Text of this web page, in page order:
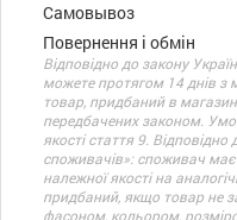
Самовывоз
Повернення і обмін
Відповідно до закону
можете протягом 14 днів з
товар, придбаний в
передбачених законом.
якості стаття 9.
споживачів»: споживач
належної якості на
придбаний, якщо товар не
фасоном, кольором,